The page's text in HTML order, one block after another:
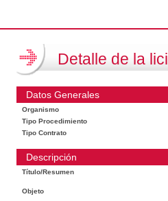
Detalle de la
Datos Generales
Organismo
Tipo Procedimiento
Tipo Contrato
Descripción
Título/Resumen
Objeto